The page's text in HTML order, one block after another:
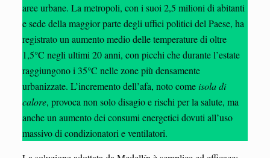
aree urbane. La metropoli, con i suoi 2,5 milioni di abitanti
e sede della maggior parte degli uffici politici del Paese, ha
registrato un aumento medio delle temperature di oltre
1,5°C negli ultimi 20 anni, con picchi che durante l’estate
raggiungono i 35°C nelle zone più densamente
urbanizzate. L’incremento dell’afa, noto come isola di
calore, provoca non solo disagio e rischi per la salute, ma
anche un aumento dei consumi energetici dovuti all’uso
massivo di condizionatori e ventilatori.